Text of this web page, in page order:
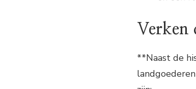
Verken
**Naast de